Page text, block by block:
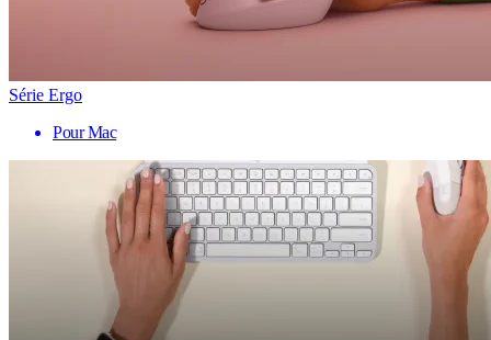
Série Ergo
Pour Mac